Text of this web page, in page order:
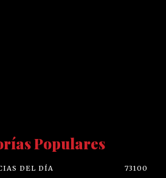
Populares
DEL DÍA
73100